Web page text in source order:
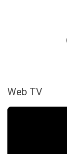
Web TV